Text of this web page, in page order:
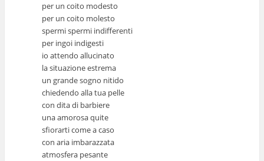
per un coito modesto
per un coito molesto
spermi spermi indifferenti
per ingoi indigesti
io attendo allucinato
la situazione estrema
un grande sogno nitido
chiedendo alla tua pelle
con dita di barbiere
una amorosa quite
sfiorarti come a caso
con aria imbarazzata
atmosfera pesante